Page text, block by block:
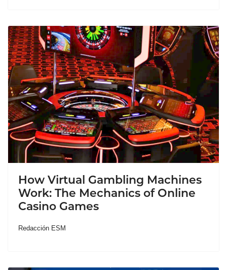
How Virtual Gambling Machines
Work: The Mechanics of Online
Casino Games
Redacción ESM